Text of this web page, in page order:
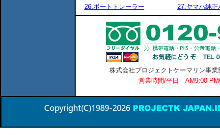
26.ボートトレーラー
27.ヤマハ純正
株式会社プロジェクトケーマリン事
営業時間/平日 AM9:00-